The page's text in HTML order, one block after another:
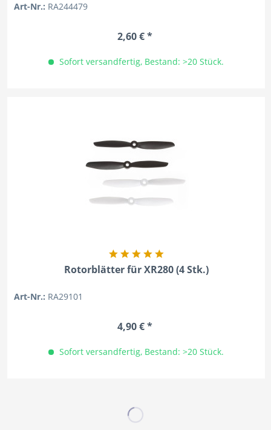
Art-Nr.: RA244479
2,60 € *
Sofort versandfertig, Bestand: >20 Stück.
Rotorblätter für XR280 (4 Stk.)
Art-Nr.: RA29101
4,90 € *
Sofort versandfertig, Bestand: >20 Stück.